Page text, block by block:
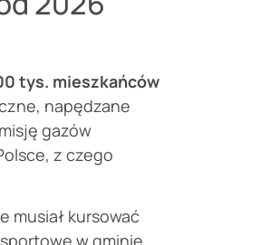
tys. mieszkańców
napędzane
gazów
z czego
musiał kursować
w gminie